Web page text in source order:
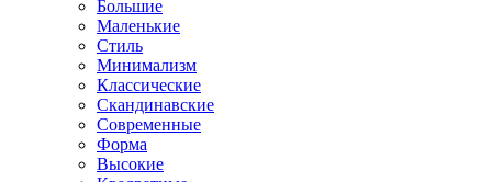
Большие
Маленькие
Стиль
Минимализм
Классические
Скандинавские
Современные
Форма
Высокие